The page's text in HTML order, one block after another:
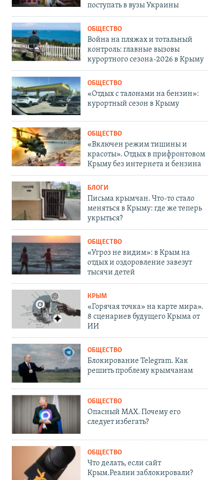
поступать в вузы Украины
ОБЩЕСТВО
Война на пляжах и тотальный
контроль: главные вызовы
курортного сезона-2026 в Крыму
ОБЩЕСТВО
«Отдых с талонами на бензин»:
курортный сезон в Крыму
ОБЩЕСТВО
«Включен режим тишины и
красоты». Отдых в прифронтовом
Крыму без интернета и бензина
БЛОГИ
Письма крымчан. Что-то стало
меняться в Крыму: где же теперь
укрыться?
ОБЩЕСТВО
«Угроз не видим»: в Крым на
отдых и оздоровление завезут
тысячи детей
КРЫМ
«Горячая точка» на карте мира».
8 сценариев будущего Крыма от
ИИ
ОБЩЕСТВО
Блокирование Telegram. Как
решить проблему крымчанам
ОБЩЕСТВО
Опасный MAX. Почему его
следует избегать?
ОБЩЕСТВО
Что делать, если сайт
Крым.Реалии заблокировали?